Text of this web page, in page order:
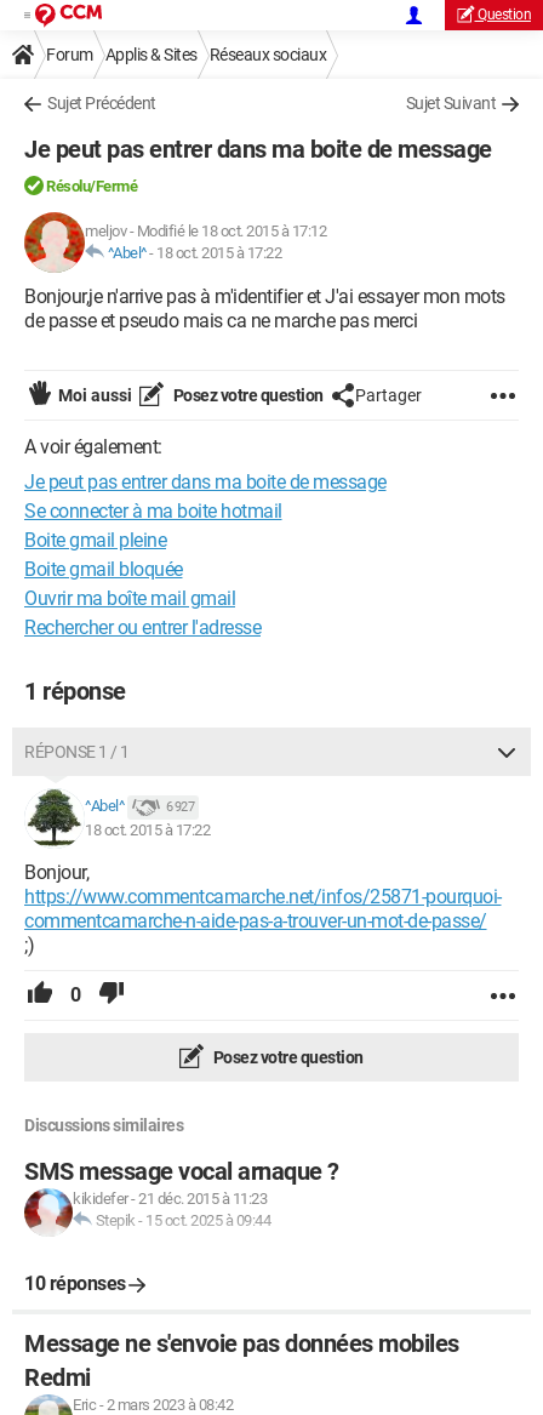
Question
Forum Applis & Sites Réseaux sociaux
Sujet Précédent Sujet Suivant
Je peut pas entrer dans ma boite de message
Résolu/Fermé
meljov- Modifié le 18 oct. 2015 à 17:12
^Abel^- 18 oct. 2015 à 17:22
Bonjour,je n'arrive pas à m'identifier et J'ai essayer mon mots
de passe et pseudo mais ca ne marche pas merci
Moi aussi Posez votre question Partager
A voir également:
Je peut pas entrer dans ma boite de message
Se connecter à ma boite hotmail
Boite gmail pleine
Boite gmail bloquée
Ouvrir ma boîte mail gmail
Rechercher ou entrer l'adresse
1 réponse
RÉPONSE 1 / 1
^Abel^ 6 927
18 oct. 2015 à 17:22
Bonjour,
https://www.commentcamarche.net/infos/25871-pourquoi-
commentcamarche-n-aide-pas-a-trouver-un-mot-de-passe/
;)
0
Posez votre question
Discussions similaires
SMS message vocal arnaque ?
kikidefer-21 déc. 2015 à 11:23
Stepik - 15 oct. 2025 à 09:44
10 réponses
Message ne s'envoie pas données mobiles
Redmi
Eric -2 mars 2023 à 08:42